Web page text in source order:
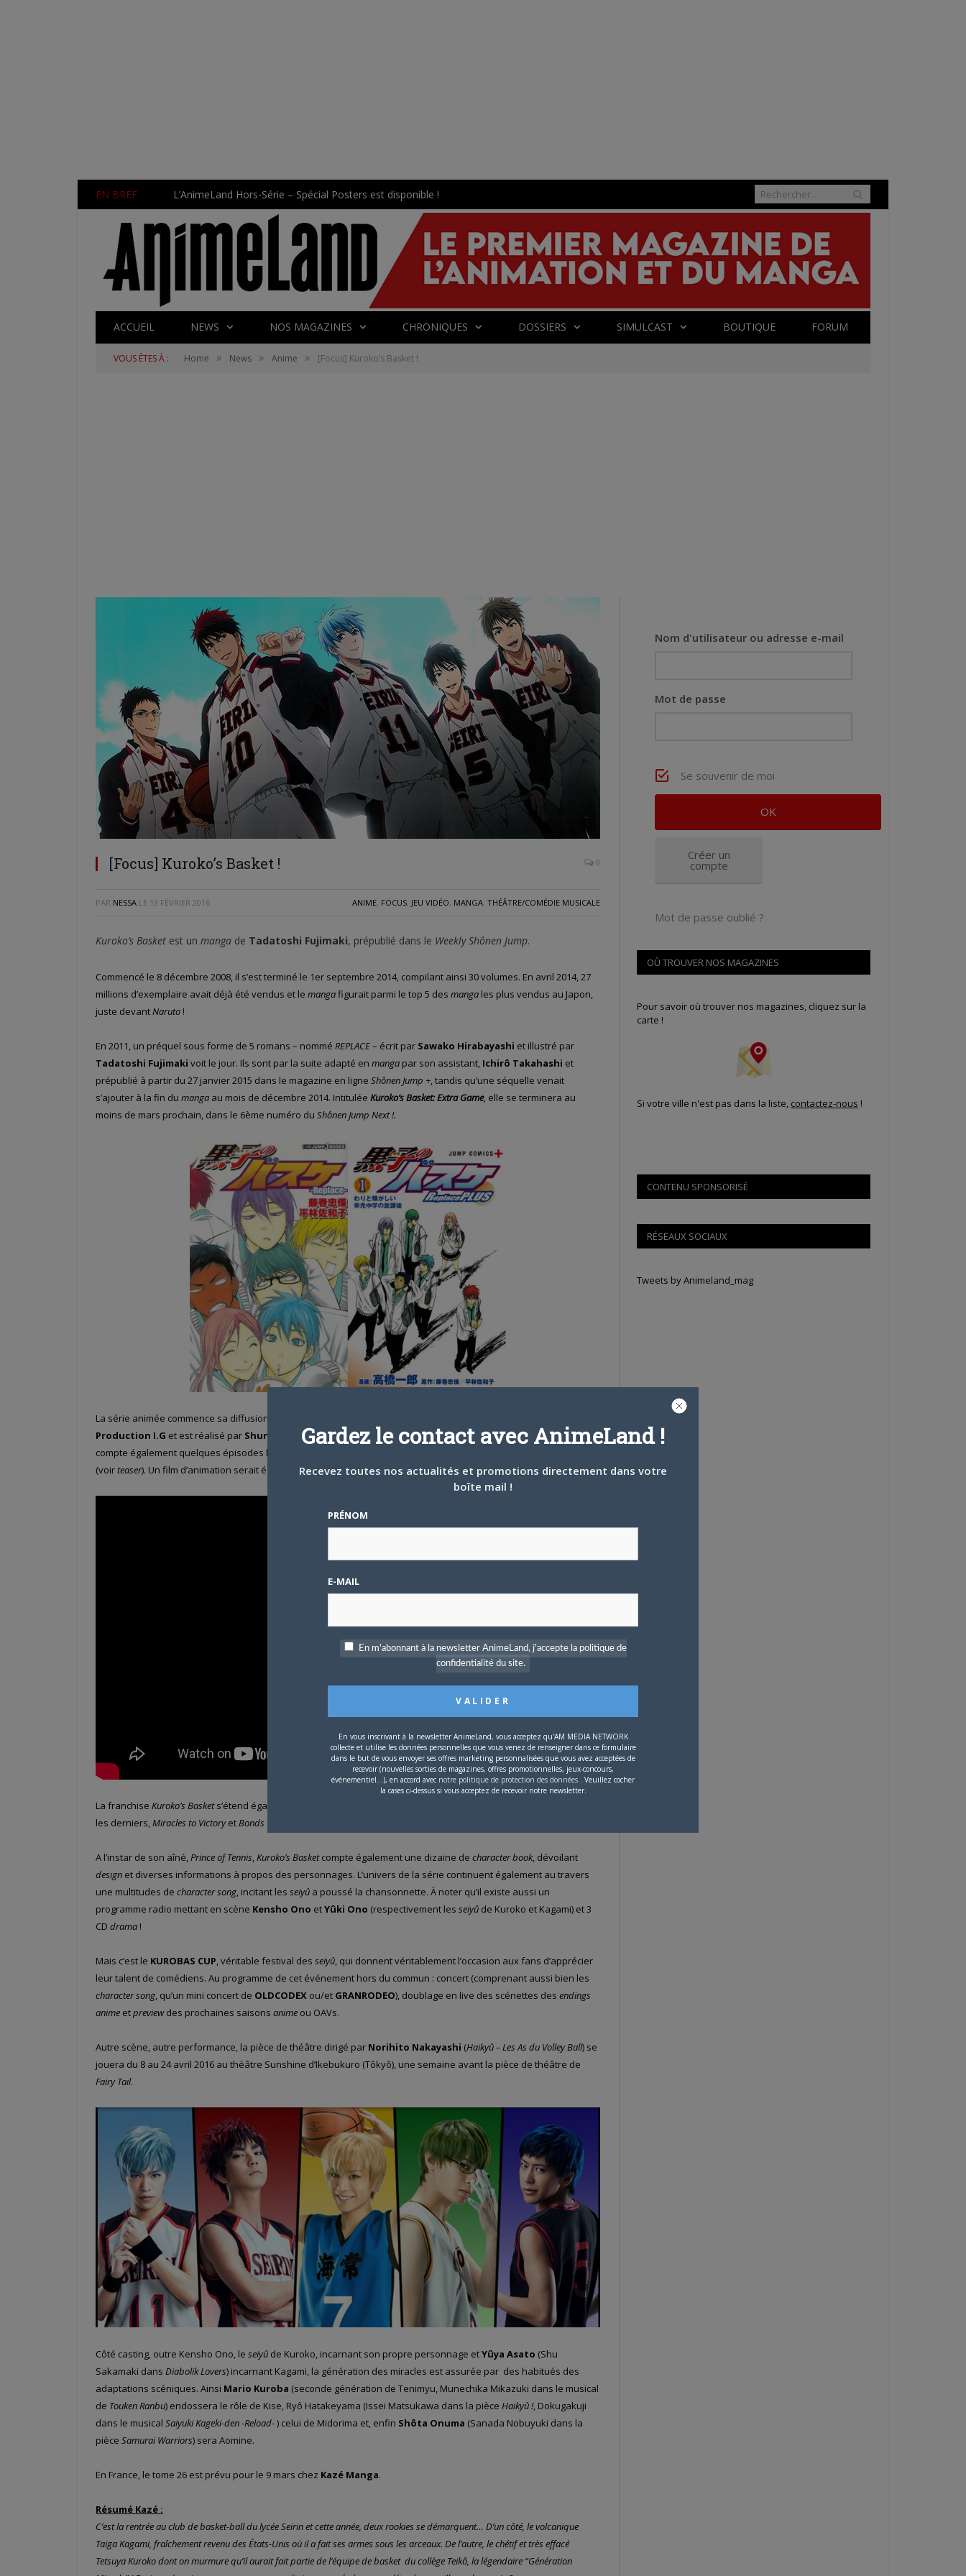
EN BREF L’AnimeLand Hors-Série – Spécial Posters est disponible !
ACCUEIL NEWS NOS MAGAZINES CHRONIQUES DOSSIERS SIMULCAST BOUTIQUE FORUM
VOUS ÊTES À : Home » News » Anime » [Focus] Kuroko’s Basket !
[Focus] Kuroko’s Basket ! 0
PAR NESSA LE 13 FÉVRIER 2016 ANIME, FOCUS, JEU VIDÉO, MANGA, THÉÂTRE/COMÉDIE MUSICALE
Kuroko’s Basket est un manga de Tadatoshi Fujimaki, prépublié dans le Weekly Shônen Jump.
Commencé le 8 décembre 2008, il s’est terminé le 1er septembre 2014, compilant ainsi 30 volumes. En avril 2014, 27
millions d’exemplaire avait déjà été vendus et le mangafigurait parmi le top 5 des manga les plus vendus au Japon,
juste devant Naruto !
En 2011, un préquel sous forme de 5 romans – nommé REPLACE– écrit par Sawako Hirabayashi et illustré par
Tadatoshi Fujimaki voit le jour. Ils sont par la suite adapté en manga par son assistant, Ichirô Takahashi et
prépublié à partir du 27 janvier 2015 dans le magazine en ligne Shônen Jump +, tandis qu’une séquelle venait
s’ajouter à la fin du manga au mois de décembre 2014. Intitulée Kuroko’s Basket: Extra Game, elle se terminera au
moins de mars prochain, dans le 6ème numéro du Shônen Jump Next !.
La série animée commence sa diffusion en 2012. Comprenant 75 épisodes (3 saisons), elle est produite par le studio
Production I.G et est réalisé par Shunsuke Tada, qui avait également travaillé sur l’ anime Prince Of Tennis. On
compte également quelques épisodes bonus, glissé dans les DVD/ Blu-ray comme celui de l’anniversaire de Kuroko
(voirteaser). Un film d’animation serait également en cours.
La franchise Kuroko’s Baskets’étend également aux jeux vidéo.
les derniers,Miracles to VictoryetBonds Towards the Future,
A l’instar de son aîné,Prince of Tennis,Kuroko’s Basketcompte également une dizaine de character book, dévoilant
design et diverses informations à propos des personnages. L’univers de la série continuent également au travers
une multitudes de character song, incitant les seiyû a poussé la chansonnette. À noter qu’il existe aussi un
programme radio mettant en scène Kensho Ono etYûki Ono (respectivement les seiyû de Kuroko et Kagami) et 3
CD drama !
Mais c’est le KUROBAS CUP, véritable festival des seiyû, qui donnent véritablement l’occasion aux fans d’apprécier
leur talent de comédiens. Au programme de cet événement hors du commun : concert (comprenant aussi bien les
character song, qu’un mini concert de OLDCODEX ou/et GRANRODEO), doublage en live des scénettes des endings
anime etpreviewdes prochaines saisons anime ou OAVs.
Autre scène, autre performance, la pièce de théâtre dirigé par Norihito Nakayashi (Haikyû – Les As du Volley Ball) se
jouera du 8 au 24 avril 2016 au théâtre Sunshine d’Ikebukuro (Tôkyô), une semaine avant la pièce de théâtre de
Fairy Tail.
Côté casting, outre Kensho Ono, le seiyû de Kuroko, incarnant son propre personnage etYûya Asato (Shu
Sakamaki dans Diabolik Lovers) incarnant Kagami, la génération des miracles est assurée par des habitués des
adaptations scéniques. Ainsi Mario Kuroba (seconde génération de Tenimyu, Munechika Mikazuki dans le musical
de Touken Ranbu) endossera le rôle de Kise, Ryô Hatakeyama (Issei Matsukawa dans la pièce Haikyû !, Dokugakuji
dans le musical Saiyuki Kageki-den -Reload-) celui de Midorima et, enfin Shôta Onuma (Sanada Nobuyuki dans la
pièce Samurai Warriors) sera Aomine.
En France, le tome 26 est prévu pour le 9 mars chez Kazé Manga.
Résumé Kazé :
C’est la rentrée au club de basket-ball du lycée Seirin et cette année, deux rookies se démarquent… D’un côté, le volcanique
Taiga Kagami, fraîchement revenu des États-Unis où il a fait ses armes sous les arceaux. De l’autre, le chétif et très effacé
Tetsuya Kuroko dont on murmure qu’il aurait fait partie de l’équipe de basket du collège Teikô, la légendaire “Génération
Nom d'utilisateur ou adresse e-mail
Mot de passe
Se souvenir de moi
Créer un
compte
Mot de passe oublié ?
OÙ TROUVER NOS MAGAZINES
Pour savoir où trouver nos magazines, cliquez sur la
carte !
Si votre ville n'est pas dans la liste, contactez-nous !
CONTENU SPONSORISÉ
RÉSEAUX SOCIAUX
Tweets by Animeland_mag
Gardez le contact avec AnimeLand !
Recevez toutes nos actualités et promotions directement dans votre
boîte mail !
PRÉNOM
E-MAIL
En m'abonnant à la newsletter AnimeLand, j'accepte la politique de
confidentialité du site.
En vous inscrivant à la newsletter AnimeLand, vous acceptez qu'AM MEDIA NETWORK
collecte et utilise les données personnelles que vous venez de renseigner dans ce formulaire
dans le but de vous envoyer ses offres marketing personnalisées que vous avez acceptées de
recevoir (nouvelles sorties de magazines, offres promotionnelles, jeux-concours,
événementiel...), en accord avec notre politique de protection des données . Veuillez cocher
la cases ci-dessus si vous acceptez de recevoir notre newsletter.